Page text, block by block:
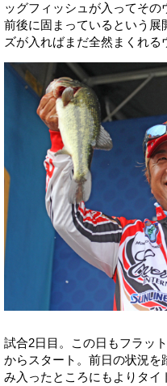
ッグフィッシュが入ってその
前後に固まっているという展
ズが入ればまだ全然まくれる
試合2日目。この日もフラッ
からスタート。前日の状況を
み入ったところにもよりタイ